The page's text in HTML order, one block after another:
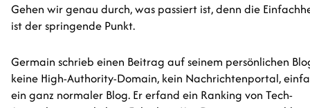
Gehen wir genau durch, was passiert ist, denn die
ist der springende Punkt.
Germain schrieb einen Beitrag auf seinem persönlichen
keine High-Authority-Domain, kein Nachrichtenportal,
ein ganz normaler Blog. Er erfand ein Ranking von Tech-